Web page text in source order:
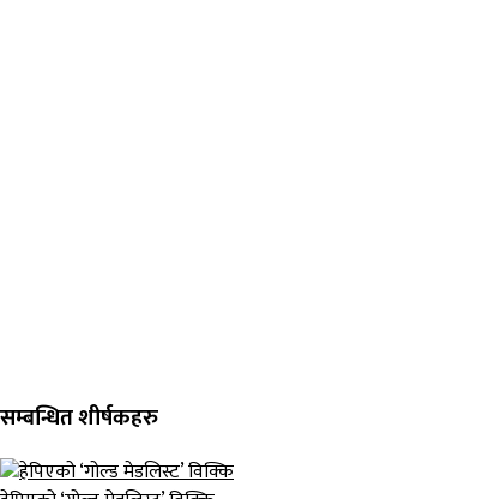
सम्बन्धित शीर्षकहरु